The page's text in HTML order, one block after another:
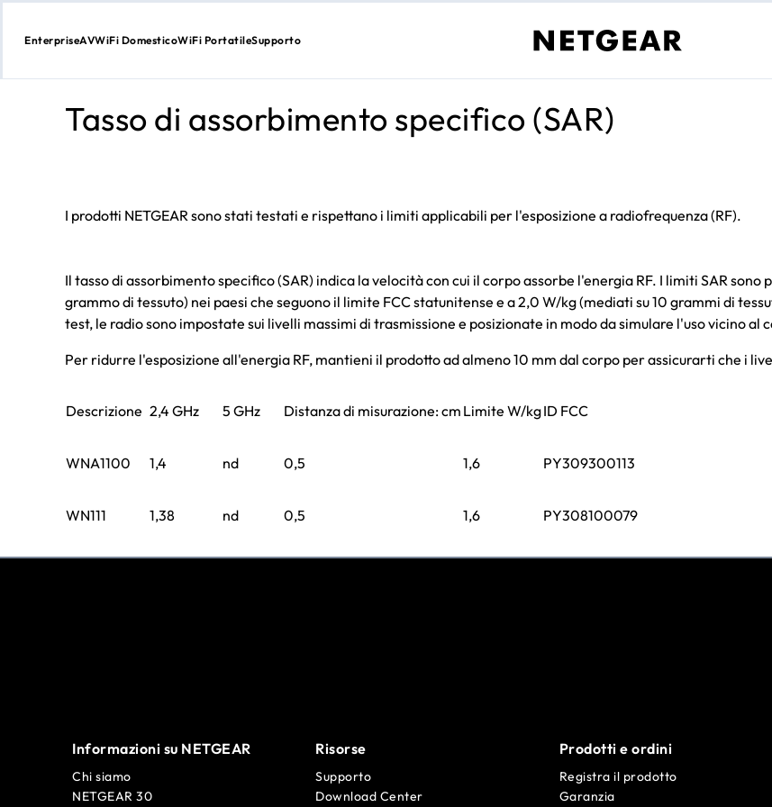
Passa
EnterpriseAVWiFi DomesticoWiFi PortatileSupporto
Tasso di assorbimento specifico (SAR)
I prodotti NETGEAR sono stati testati e rispettano i limiti applicabili per l'esposizione a radiofrequenza (RF).
Il tasso di assorbimento specifico (SAR) indica la velocità con cui il corpo assorbe l'energia RF. I limiti SAR
grammo di tessuto) nei paesi che seguono il limite FCC statunitense e a 2,0 W/kg (mediati su 10 grammi di
test, le radio sono impostate sui livelli massimi di trasmissione e posizionate in modo da simulare l'uso vicino al
Per ridurre l'esposizione all'energia RF, mantieni il prodotto ad almeno 10 mm dal corpo per assicurarti che i
Descrizione 2,4 GHz 5 GHz Distanza di misurazione: cm Limite W/kgID FCC
WNA1100 1,4 nd 0,5 1,6 PY309300113
WN111 1,38 nd 0,5 1,6 PY308100079
Informazioni su NETGEAR
Chi siamo
NETGEAR 30
Risorse
Supporto
Download Center
Prodotti e ordini
Registra il prodotto
Garanzia